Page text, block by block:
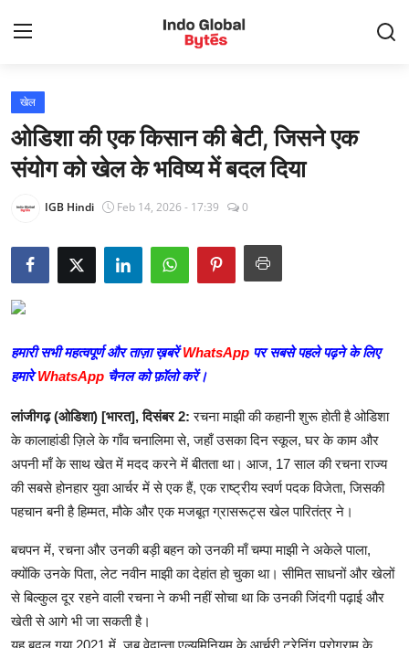
Home
देश
खेल
टेक्नोलॉजी
लाइफस्टाइल
राजनीति
धार्मिक ग्रंथ / भक्ति साहित्य
खेल
ओडिशा की एक किसान की बेटी, जिसने एक
संयोग को खेल के भविष्य में बदल दिया
IGB Hindi Feb 14, 2026 - 17:39 0
हमारी सभी महत्वपूर्ण और ताज़ा ख़बरेंWhatsApp पर सबसे पहले पढ़ने के लिए
हमारेWhatsApp चैनल को फ़ॉलो करें।
लांजीगढ़(ओडिशा) [भारत], दिसंबर 2: रचना माझी की कहानी शुरू होती है ओडिशा
के कालाहांडी ज़िले के गाँव चनालिमा से, जहाँ उसका दिन स्कूल, घर के काम और
अपनी माँ के साथ खेत में मदद करने में बीतता था। आज, 17 साल की रचना राज्य
की सबसे होनहार युवा आर्चर में से एक हैं, एक राष्ट्रीय स्वर्ण पदक विजेता, जिसकी
पहचान बनी है हिम्मत, मौके और एक मजबूत ग्रासरूट्स खेल पारितंत्र ने।
बचपन में, रचना और उनकी बड़ी बहन को उनकी माँ चम्पा माझी ने अकेले पाला,
क्योंकि उनके पिता, लेट नवीन माझी का देहांत हो चुका था। सीमित साधनों और खेलों
से बिल्कुल दूर रहने वाली रचना ने कभी नहीं सोचा था कि उनकी जिंदगी पढ़ाई और
खेती से आगे भी जा सकती है।
यह बदल गया 2021 में, जब वेदान्ता एल्युमिनियम के आर्चरी ट्रेनिंग प्रोग्राम के